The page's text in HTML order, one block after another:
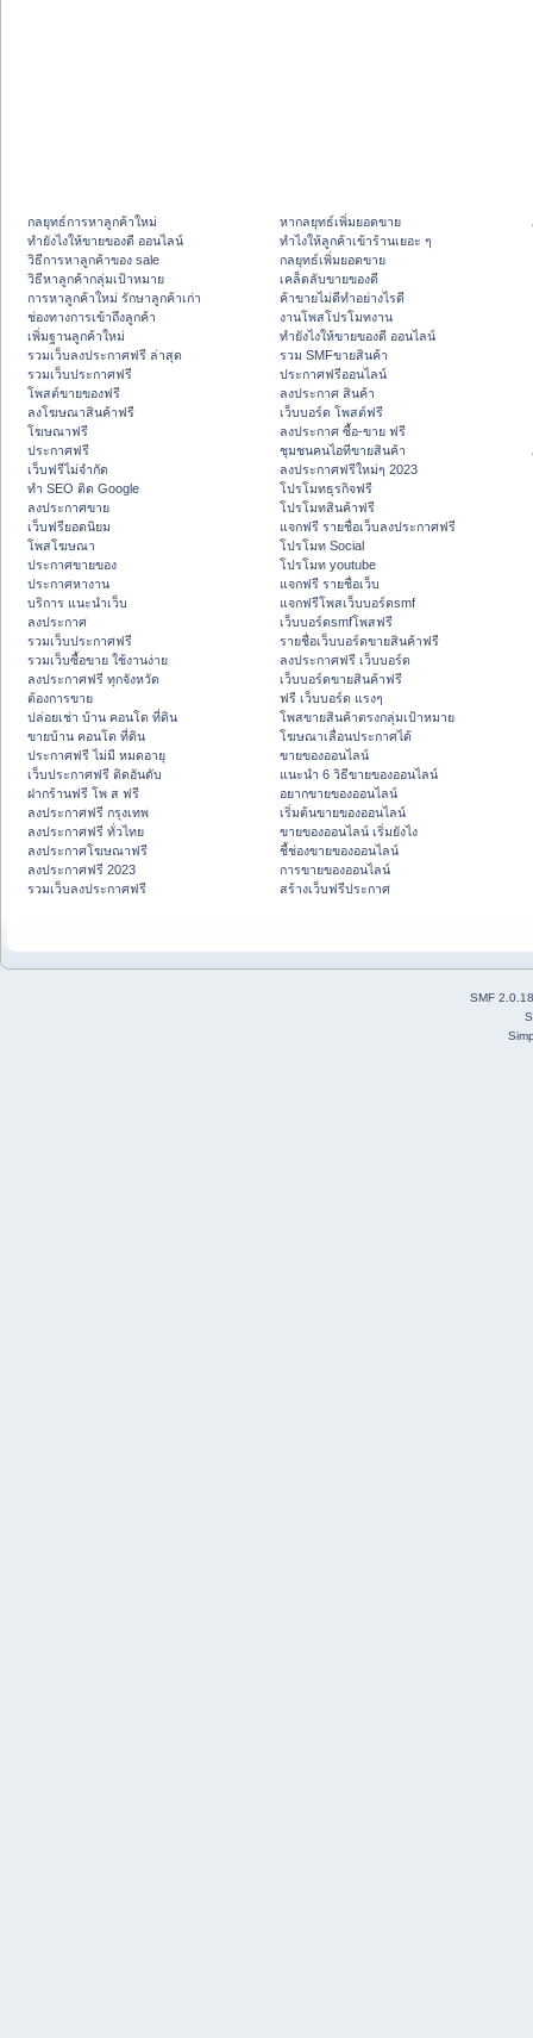
กลยุทธ์การหาลูกค้าใหม่
ทํายังไงให้ขายของดี ออนไลน์
วิธีการหาลูกค้าของ sale
วิธีหาลูกค้ากลุ่มเป้าหมาย
การหาลูกค้าใหม่ รักษาลูกค้าเก่า
ช่องทางการเข้าถึงลูกค้า
เพิ่มฐานลูกค้าใหม่
รวมเว็บลงประกาศฟรี ล่าสุด
รวมเว็บประกาศฟรี
โพสต์ขายของฟรี
ลงโฆษณาสินค้าฟรี
โฆษณาฟรี
ประกาศฟรี
เว็บฟรีไม่จำกัด
ทำ SEO ติด Google
ลงประกาศขาย
เว็บฟรียอดนิยม
โพสโฆษณา
ประกาศขายของ
ประกาศหางาน
บริการ แนะนำเว็บ
ลงประกาศ
รวมเว็บประกาศฟรี
รวมเว็บซื้อขาย ใช้งานง่าย
ลงประกาศฟรี ทุกจังหวัด
ต้องการขาย
ปล่อยเช่า บ้าน คอนโด ที่ดิน
ขายบ้าน คอนโด ที่ดิน
ประกาศฟรี ไม่มี หมดอายุ
เว็บประกาศฟรี ติดอันดับ
ฝากร้านฟรี โพ ส ฟรี
ลงประกาศฟรี กรุงเทพ
ลงประกาศฟรี ทั่วไทย
ลงประกาศโฆษณาฟรี
ลงประกาศฟรี 2023
รวมเว็บลงประกาศฟรี
หากลยุทธ์เพิ่มยอดขาย
ทําไงให้ลูกค้าเข้าร้านเยอะ ๆ
กลยุทธ์เพิ่มยอดขาย
เคล็ดลับขายของดี
ค้าขายไม่ดีทำอย่างไรดี
งานโพสโปรโมทงาน
ทํายังไงให้ขายของดี ออนไลน์
รวม SMFขายสินค้า
ประกาศฟรีออนไลน์
ลงประกาศ สินค้า
เว็บบอร์ด โพสต์ฟรี
ลงประกาศ ซื้อ-ขาย ฟรี
ชุมชนคนไอทีขายสินค้า
ลงประกาศฟรีใหม่ๆ 2023
โปรโมทธุรกิจฟรี
โปรโมทสินค้าฟรี
แจกฟรี รายชื่อเว็บลงประกาศฟรี
โปรโมท Social
โปรโมท youtube
แจกฟรี รายชื่อเว็บ
แจกฟรีโพสเว็บบอร์ดsmf
เว็บบอร์ดsmfโพสฟรี
รายชื่อเว็บบอร์ดขายสินค้าฟรี
ลงประกาศฟรี เว็บบอร์ด
เว็บบอร์ดขายสินค้าฟรี
ฟรี เว็บบอร์ด แรงๆ
โพสขายสินค้าตรงกลุ่มเป้าหมาย
โฆษณาเลื่อนประกาศได้
ขายของออนไลน์
แนะนำ 6 วิธีขายของออนไลน์
อยากขายของออนไลน์
เริ่มต้นขายของออนไลน์
ขายของออนไลน์ เริ่มยังไง
ชี้ช่องขายของออนไลน์
การขายของออนไลน์
สร้างเว็บฟรีประกาศ
SMF 2.0.18